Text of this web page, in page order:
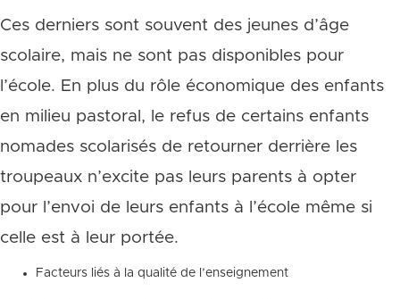
Ces derniers sont souvent des jeunes d’âge
scolaire, mais ne sont pas disponibles pour
l’école. En plus du rôle économique des enfants
en milieu pastoral, le refus de certains enfants
nomades scolarisés de retourner derrière les
troupeaux n’excite pas leurs parents à opter
pour l’envoi de leurs enfants à l’école même si
celle est à leur portée.
Facteurs liés à la qualité de l’enseignement